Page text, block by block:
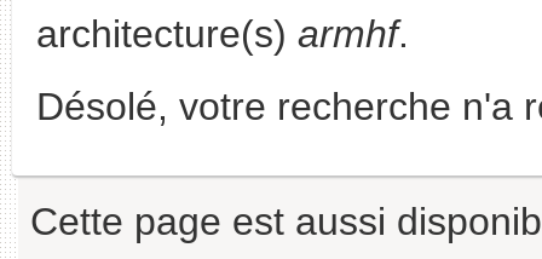
architecture(s) armhf.
Désolé, votre recherche n'a
Cette page est aussi